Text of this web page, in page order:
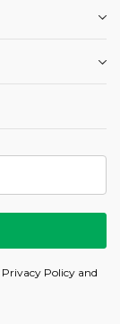
Privacy Policy and